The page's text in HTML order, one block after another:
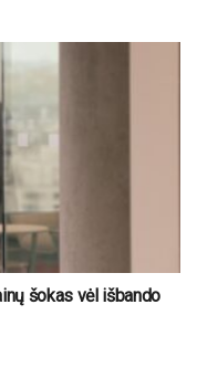
šokas vėl išbando